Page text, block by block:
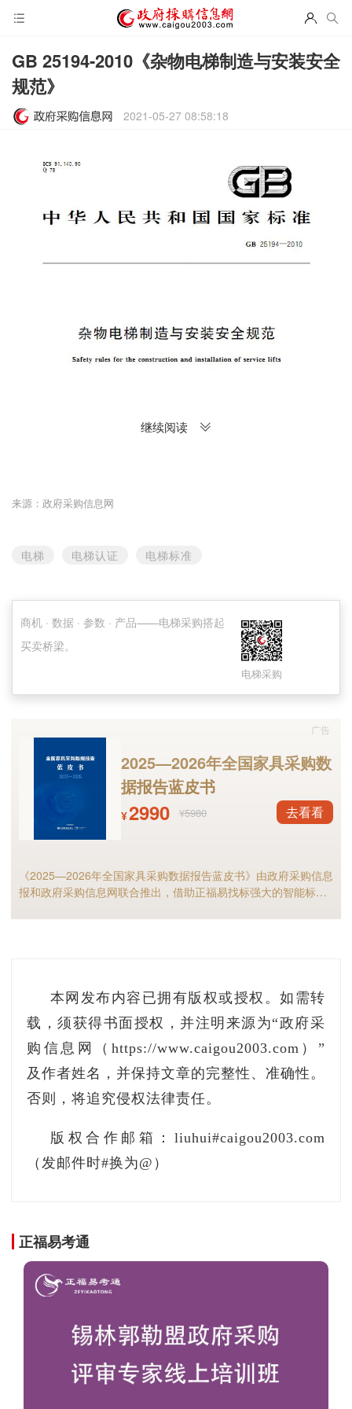
GB 25194-2010《杂物电梯制造与安装安全
规范》
2021-05-27 08:58:18
继续阅读
来源：政府采购信息网
电梯 电梯认证 电梯标准
商机 · 数据 · 参数 · 产品——电梯采购搭起
买卖桥梁。
电梯采购
2025—2026年全国家具采购数
据报告蓝皮书
¥2990 ¥5980 去看看
《2025—2026年全国家具采购数据报告蓝皮书》由政府采购信息
报和政府采购信息网联合推出，借助正福易找标强大的智能标讯
广告
本网发布内容已拥有版权或授权。如需转
载，须获得书面授权，并注明来源为“政府采
购信息网（https://www.caigou2003.com）”
及作者姓名，并保持文章的完整性、准确性。
否则，将追究侵权法律责任。
版权合作邮箱：liuhui#caigou2003.com
（发邮件时#换为@）
正福易考通